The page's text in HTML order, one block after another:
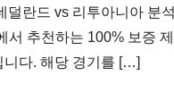
덜란드 vs 리투아니아 분
서 추천하는 100% 보증
니다. 해당 경기를 […]